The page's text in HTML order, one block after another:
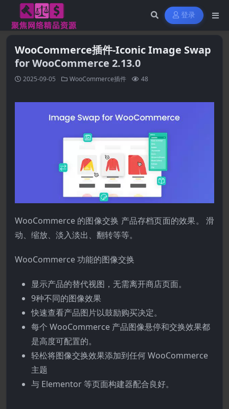
登录
WooCommerce插件-Iconic Image Swap
for WooCommerce 2.13.0
2025-09-05 WooCommerce插件 48
WooCommerce 的图像交换 产品存档页面的效果。 滑
动、缩放、淡入淡出、翻转等等。
WooCommerce 功能的图像交换
显示产品的替代视图，无需离开商店页面。
9种不同的图像效果
快速查看产品图片以鼓励购买决定。
每个 WooCommerce 产品图像悬停和交换效果都
是高度可配置的。
轻松将图像交换效果添加到任何 WooCommerce
主题
与 Elementor 等页面构建器配合良好。